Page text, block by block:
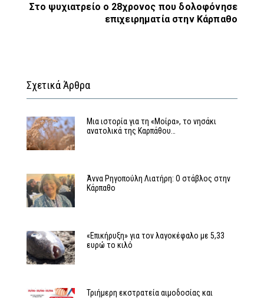
Στο ψυχιατρείο ο 28χρονος που δολοφόνησε
επιχειρηματία στην Κάρπαθο
Σχετικά Άρθρα
Μια ιστορία για τη «Μοίρα», το νησάκι
ανατολικά της Καρπάθου…
Άννα Ρηγοπούλη Λιατήρη: Ο στάβλος στην
Κάρπαθο
«Επικήρυξη» για τον λαγοκέφαλο με 5,33
ευρώ το κιλό
Τριήμερη εκστρατεία αιμοδοσίας και